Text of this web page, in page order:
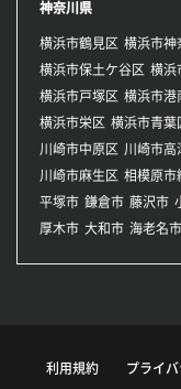
神奈川県
横浜市鶴見区 横浜市神
横浜市保土ケ谷区 横浜
横浜市戸塚区 横浜市港
横浜市栄区 横浜市青葉
川崎市中原区
川崎市高
川崎市麻生区 相模原市
平塚市 鎌倉市 藤沢市
厚木市 大和市 海老名市
利用規約 プライ